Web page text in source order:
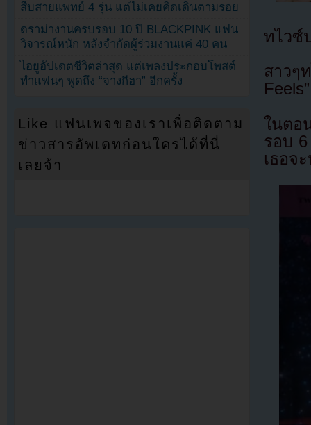
ทไวซ์
สาวๆ
ในตอ
รอบ
เธอจ
สืบสายแพทย์ 4 รุ่น แต่ไม่เคยคิดเดินตามรอย
ดราม่างานครบรอบ 10 ปี BLACKPINK แฟน
วิจารณ์หนัก หลังจำกัดผู้ร่วมงานแค่ 40 คน
ไอยูอัปเดตชีวิตล่าสุด แต่เพลงประกอบโพสต์
ทำแฟนๆ พูดถึง “จางกีฮา” อีกครั้ง
Like แฟนเพจของเราเพื่อติดตาม
ข่าวสารอัพเดทก่อนใครได้ที่นี่
เลยจ้า